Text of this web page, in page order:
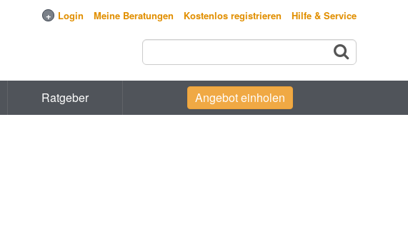
+ Login Meine Beratungen Kostenlos registrieren Hilfe & Service
Ratgeber Angebot einholen